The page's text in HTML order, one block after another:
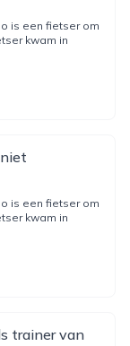
is een fietser om
kwam in
is een fietser om
kwam in
trainer van